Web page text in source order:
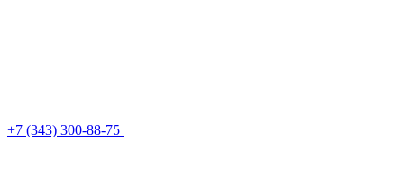
+7 (343) 300-88-75